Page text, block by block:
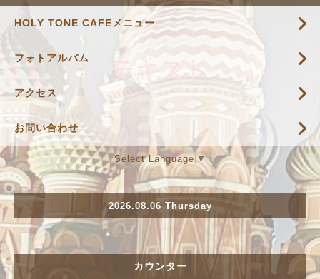
HOLY TONE CAFEメニュー
フォトアルバム
アクセス
お問い合わせ
Select Language ▼
2026.08.06 Thursday
カウンター